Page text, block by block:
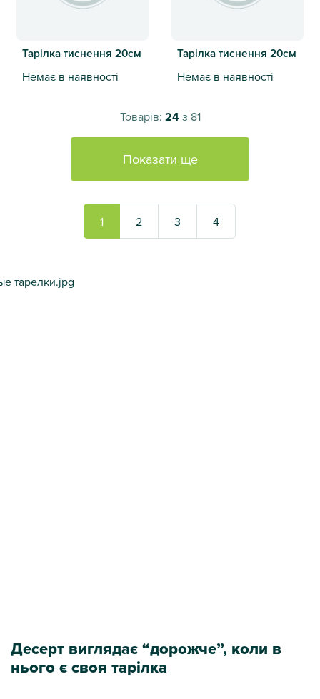
Тарілка тиснення 20см
Немає в наявності
Тарілка тиснення 20см
Немає в наявності
Товарів: 24з 81
Показати ще
1 2 3 4
Десерт виглядає “дорожче”, коли в
нього є своя тарілка